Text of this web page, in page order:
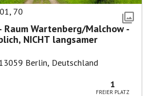
, 70
Raum Wartenberg/Malchow -
NICHT langsamer
Berlin, Deutschland
1
FREIER PLATZ